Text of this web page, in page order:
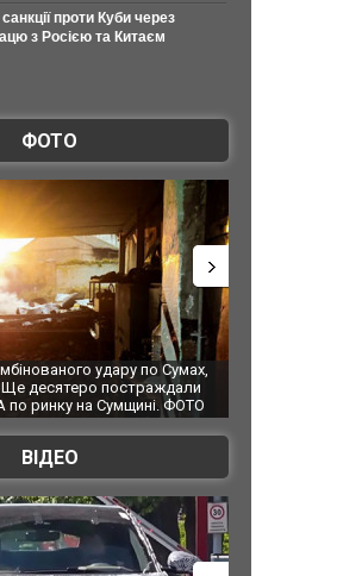
проти Куби через
з Росією та Китаєм
ФОТО
Сумах,
ФОТО
За 2000 кілометрів від кордону з
Єкатеринбурзі після атаки дронів
склад Wildberries. ФОТО. ВІДЕО
ВІДЕО